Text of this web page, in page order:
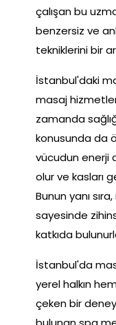
çalışan bu
benzersiz ve
tekniklerini bir
İstanbul'daki
masaj
zamanda
konusunda da
vücudun enerji
olur ve kasları
Bunun yanı
sayesinde
katkıda
İstanbul'da
yerel halkın
çeken bir